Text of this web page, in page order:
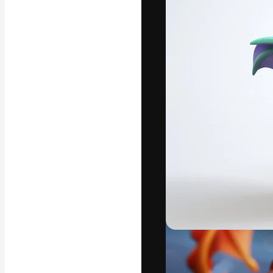
La plateforme
vos meilleurs
d’abonnés :
Français
Copyright ©